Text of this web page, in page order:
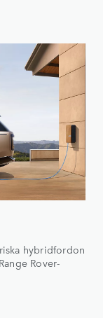
hybridfordon
Rover-